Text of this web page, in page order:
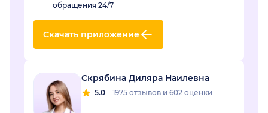
обращения 24/7
Скачать приложение
Скрябина Диляра Наилевна
5.0 1975 отзывов и 602 оценки